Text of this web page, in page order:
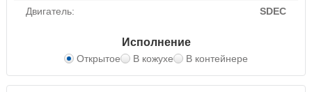
Двигатель:
SDEC
Исполнение
Открытое В кожухе В контейнере